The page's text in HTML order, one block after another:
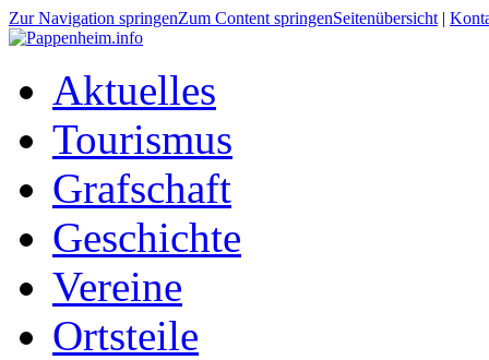
Zur Navigation springenZum Content springenSeitenübersicht |
Aktuelles
Tourismus
Grafschaft
Geschichte
Vereine
Ortsteile